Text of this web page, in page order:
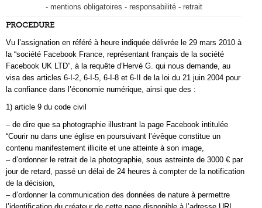
- mentions obligatoires - responsabilité - retrait
PROCEDURE
Vu l’assignation en référé à heure indiquée délivrée le 29 mars 2010 à
la “société Facebook France, représentant français de la société
Facebook UK LTD”, à la requête d’Hervé G. qui nous demande, au
visa des articles 6-I-2, 6-I-5, 6-I-8 et 6-II de la loi du 21 juin 2004 pour
la confiance dans l’économie numérique, ainsi que des :
1) article 9 du code civil
– de dire que sa photographie illustrant la page Facebook intitulée
“Courir nu dans une église en poursuivant l’évêque constitue un
contenu manifestement illicite et une atteinte à son image,
– d’ordonner le retrait de la photographie, sous astreinte de 3000 € par
jour de retard, passé un délai de 24 heures à compter de la notification
de la décision,
– d’ordonner la communication des données de nature à permettre